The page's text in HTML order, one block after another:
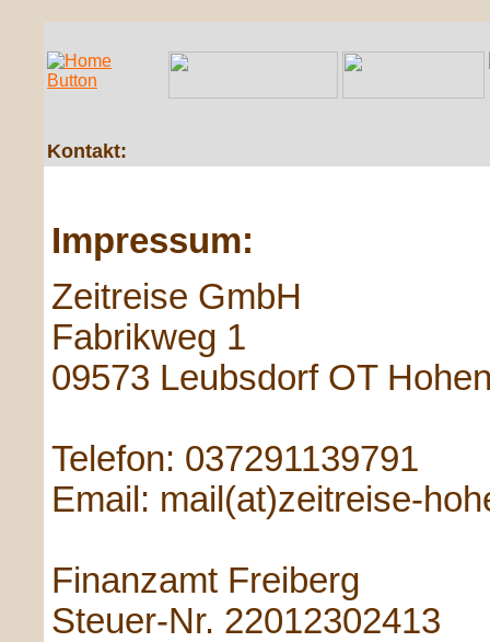
Kontakt:
Impressum:
Zeitreise GmbH
Fabrikweg 1
09573 Leubsdorf OT
Telefon: 037291139791
Email: mail(at)zeitreise-
Finanzamt Freiberg
Steuer-Nr. 22012302413